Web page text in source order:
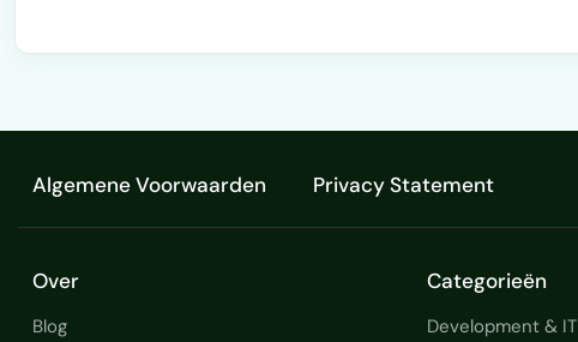
Algemene Voorwaarden Privacy Statement
Over
Blog
Categorieën
Development & IT